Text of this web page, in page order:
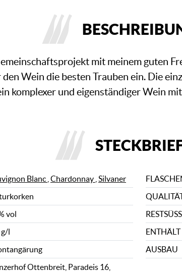
mit meinem guten
Wein die besten Trauben ein. Die
komplexer und eigenständiger Wein
Blanc Chardonnay Silvaner
vol RESTSÜSSE
g/l ENTHÄLT
AUSBAU
Ottenbreit, Paradeis 16,